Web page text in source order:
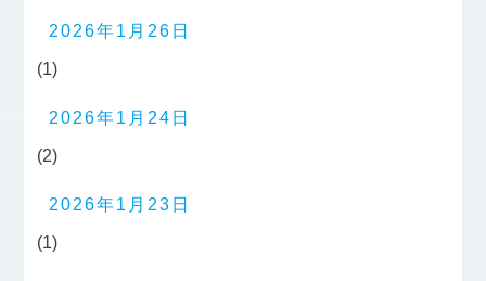
2026年1月26日
(1)
2026年1月24日
(2)
2026年1月23日
(1)